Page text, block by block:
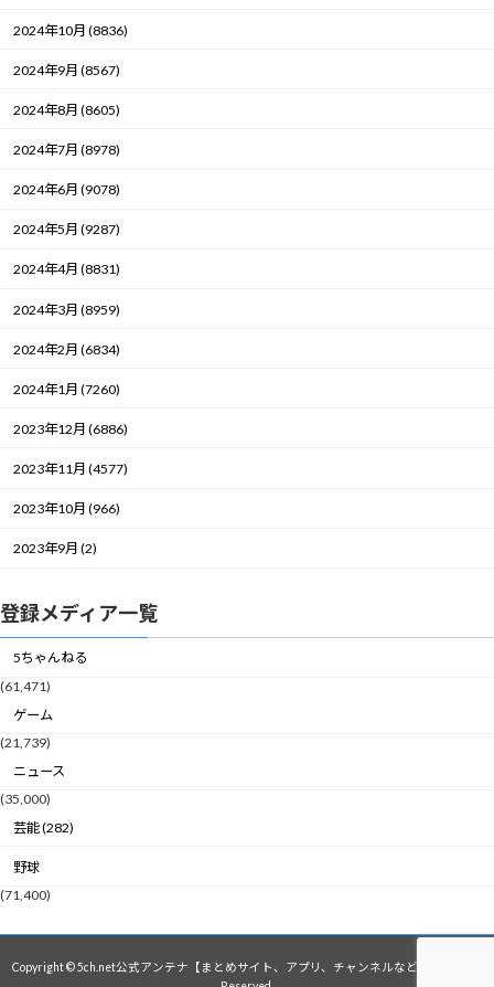
2024年10月 (8836)
2024年9月 (8567)
2024年8月 (8605)
2024年7月 (8978)
2024年6月 (9078)
2024年5月 (9287)
2024年4月 (8831)
2024年3月 (8959)
2024年2月 (6834)
2024年1月 (7260)
2023年12月 (6886)
2023年11月 (4577)
2023年10月 (966)
2023年9月 (2)
登録メディア一覧
5ちゃんねる
(61,471)
ゲーム
(21,739)
ニュース
(35,000)
芸能 (282)
野球
(71,400)
Copyright © 5ch.net公式アンテナ【まとめサイト、アプリ、チャンネルなど】 All Rights